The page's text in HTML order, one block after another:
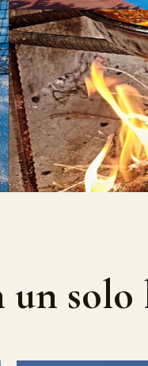
PISCINA
Al aire libre
un solo